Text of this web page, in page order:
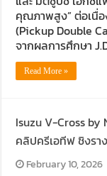
คุณภาพสูง” ต่อเนื่อ
(Pickup Double
จากผลการศึกษา
Read More »
Isuzu V-Cross by
คลิปครีเอทีฟ ชิงรา
February 10, 2026